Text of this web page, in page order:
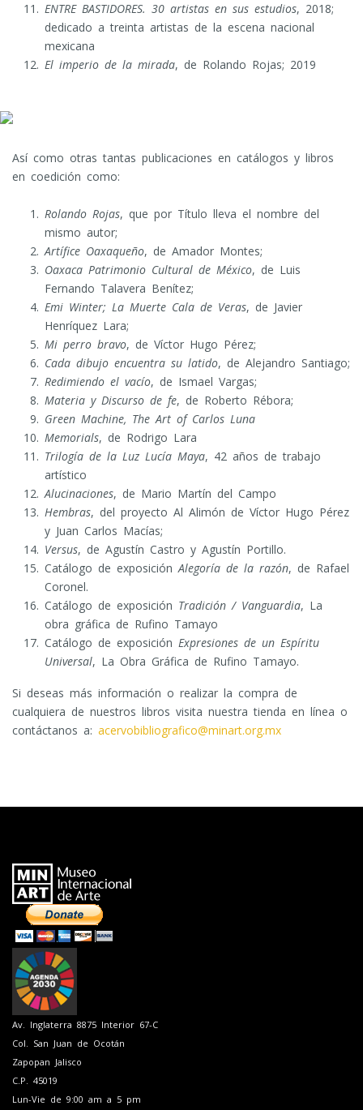
ENTRE BASTIDORES. 30 artistas en sus estudios, 2018;
dedicado a treinta artistas de la escena nacional
mexicana
El imperio de la mirada, de Rolando Rojas; 2019
Así como otras tantas publicaciones en catálogos y libros
en coedición como:
Rolando Rojas, que por Título lleva el nombre del
mismo autor;
Artífice Oaxaqueño, de Amador Montes;
Oaxaca Patrimonio Cultural de México, de Luis
Fernando Talavera Benítez;
Emi Winter; La Muerte Cala de Veras, de Javier
Henríquez Lara;
Mi perro bravo, de Víctor Hugo Pérez;
Cada dibujo encuentra su latido, de Alejandro Santiago;
Redimiendo el vacío, de Ismael Vargas;
Materia y Discurso de fe, de Roberto Rébora;
Green Machine, The Art of Carlos Luna
Memorials, de Rodrigo Lara
Trilogía de la Luz Lucía Maya, 42 años de trabajo
artístico
Alucinaciones, de Mario Martín del Campo
Hembras, del proyecto Al Alimón de Víctor Hugo Pérez
y Juan Carlos Macías;
Versus, de Agustín Castro y Agustín Portillo.
Catálogo de exposiciónAlegoría de la razón, de Rafael
Coronel.
Catálogo de exposición Tradición / Vanguardia, La
obra gráfica de Rufino Tamayo
Catálogo de exposición Expresiones de un Espíritu
Universal, La Obra Gráfica de Rufino Tamayo.
Si deseas más información o realizar la compra de
cualquiera de nuestros libros visita nuestra tienda en línea o
contáctanos a: acervobibliografico@minart.org.mx
Av. Inglaterra 8875 Interior 67-C
Col. San Juan de Ocotán
Zapopan Jalisco
C.P. 45019
Lun-Vie de 9:00 am a 5 pm